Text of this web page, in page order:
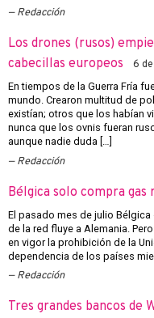
Redacción
Los drones (rusos)
cabecillas europeos
6
En tiempos de la Guerra Fría
mundo. Crearon multitud de
existían; otros que los habían
nunca que los ovnis fueran
aunque nadie duda […]
Redacción
Bélgica solo compra gas
El pasado mes de julio
de la red fluye a Alemania.
en vigor la prohibición de la
dependencia de los países
Redacción
Tres grandes bancos